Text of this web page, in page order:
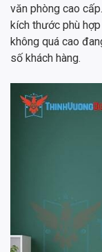
văn phòng cao
kích thước phù
không quá cao
số khách hàng.